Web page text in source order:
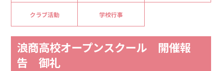
クラブ活動 学校行事
浪商高校オープンスクール 開催報
告 御礼